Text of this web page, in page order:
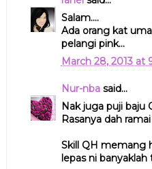
Salam....
Ada orang kat
pelangi pink...
March 28, 2013 at
Nur-nbasaid...
Nak juga puji baju
Rasanya dah
Skill QH memang
lepas ni banyaklah